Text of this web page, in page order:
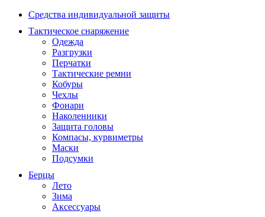
Средства индивидуальной защиты
Тактическое снаряжение
Одежда
Разгрузки
Перчатки
Тактические ремни
Кобуры
Чехлы
Фонари
Наколенники
Защита головы
Компасы, курвиметры
Маски
Подсумки
Берцы
Лето
Зима
Аксессуары